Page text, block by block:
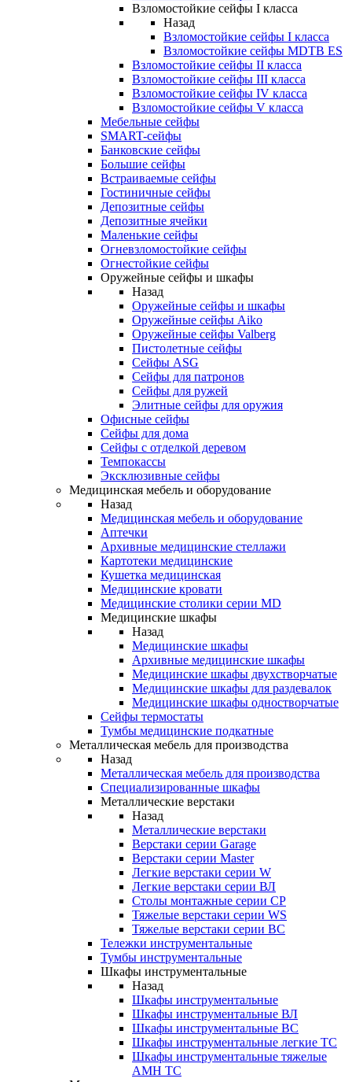
Взломостойкие сейфы I класса
Назад
Взломостойкие сейфы I класса
Взломостойкие сейфы MDTB ES
Взломостойкие сейфы II класса
Взломостойкие сейфы III класса
Взломостойкие сейфы IV класса
Взломостойкие сейфы V класса
Мебельные сейфы
SMART-сейфы
Банковские сейфы
Большие сейфы
Встраиваемые сейфы
Гостиничные сейфы
Депозитные сейфы
Депозитные ячейки
Маленькие сейфы
Огневзломостойкие сейфы
Огнестойкие сейфы
Оружейные сейфы и шкафы
Назад
Оружейные сейфы и шкафы
Оружейные сейфы Aiko
Оружейные сейфы Valberg
Пистолетные сейфы
Сейфы ASG
Сейфы для патронов
Сейфы для ружей
Элитные сейфы для оружия
Офисные сейфы
Сейфы для дома
Сейфы с отделкой деревом
Темпокассы
Эксклюзивные сейфы
Медицинская мебель и оборудование
Назад
Медицинская мебель и оборудование
Аптечки
Архивные медицинские стеллажи
Картотеки медицинские
Кушетка медицинская
Медицинские кровати
Медицинские столики серии MD
Медицинские шкафы
Назад
Медицинские шкафы
Архивные медицинские шкафы
Медицинские шкафы двухстворчатые
Медицинские шкафы для раздевалок
Медицинские шкафы одностворчатые
Сейфы термостаты
Тумбы медицинские подкатные
Металлическая мебель для производства
Назад
Металлическая мебель для производства
Cпециализированные шкафы
Металлические верстаки
Назад
Металлические верстаки
Верстаки серии Garage
Верстаки серии Master
Легкие верстаки серии W
Легкие верстаки серии ВЛ
Столы монтажные серии СР
Тяжелые верстаки серии WS
Тяжелые верстаки серии ВС
Тележки инструментальные
Тумбы инструментальные
Шкафы инструментальные
Назад
Шкафы инструментальные
Шкафы инструментальные ВЛ
Шкафы инструментальные ВС
Шкафы инструментальные легкие ТС
Шкафы инструментальные тяжелые
AMH TC